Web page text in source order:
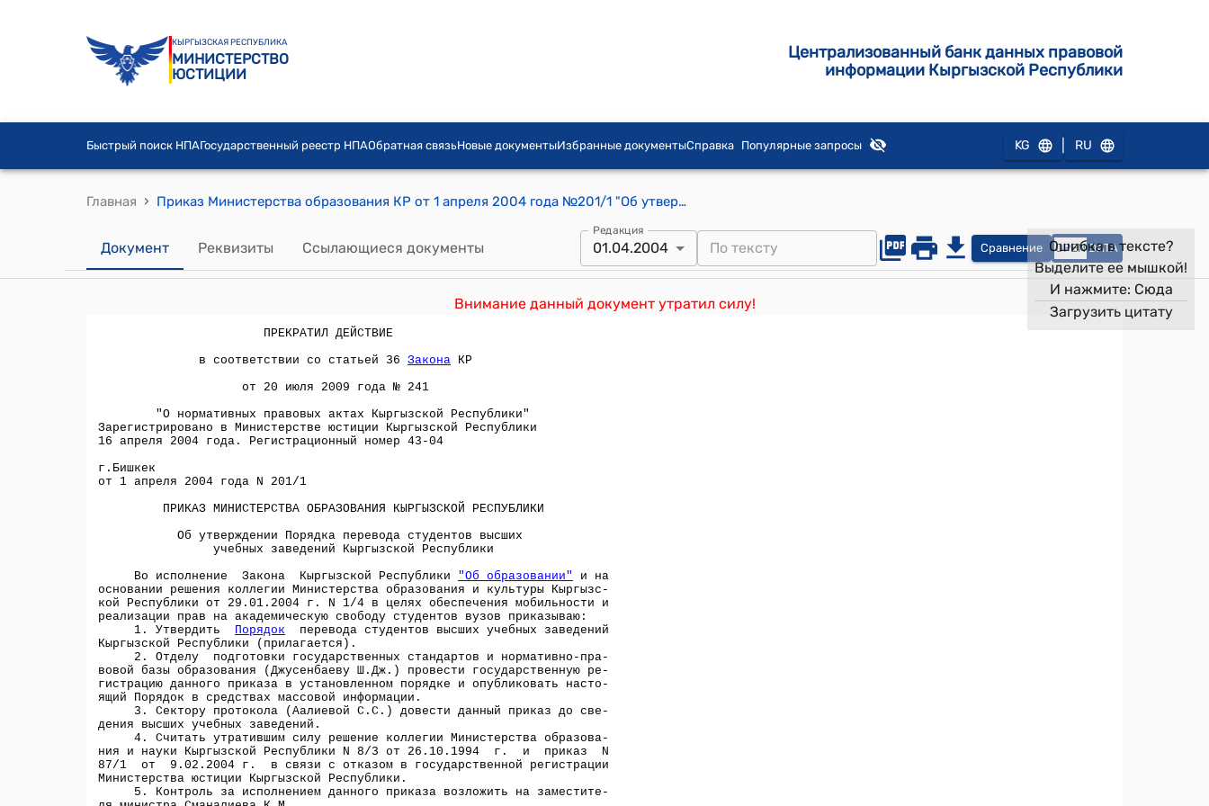
КЫРГЫЗСКАЯ РЕСПУБЛИКА
МИНИСТЕРСТВО
ЮСТИЦИИ
Централизованный банк данных правовой
информации Кыргызской Республики
Быстрый поиск НПАГосударственный реестр НПАОбратная связьНовые документыИзбранные документыСправка Популярные запросы KG RU
Главная › Приказ Министерства образования КР от 1 апреля 2004 года №201/1 "Об утверждении Порядка перевода студентов высших учебных заведений Кыргызской Республики"
Документ Реквизиты Ссылающиеся документы
Редакция
01.04.2004 Сравнение OPEN DATA
Внимание данный документ утратил силу!
Ошибка в тексте?
Выделите ее мышкой!
И нажмите: Сюда
Загрузить цитату